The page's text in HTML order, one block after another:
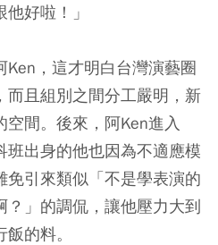
好啦！」
，這才明白台灣演藝圈
而且組別之間分工嚴明，新
空間。後來，阿Ken進入
班出身的他也因為不適應模
引來類似「不是學表演的
」的調侃，讓他壓力大到
的料。